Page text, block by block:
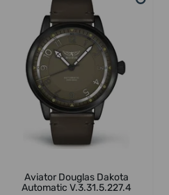
Aviator Douglas Dakota
Automatic V.3.31.5.227.4